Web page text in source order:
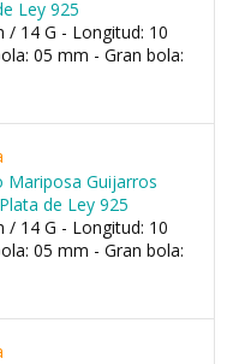
Ley 925
/ 14 G - Longitud: 10
05 mm - Gran bola:
Mariposa Guijarros
de Ley 925
/ 14 G - Longitud: 10
05 mm - Gran bola: